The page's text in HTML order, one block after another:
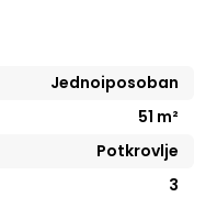
Jednoiposoban
51 m²
Potkrovlje
3